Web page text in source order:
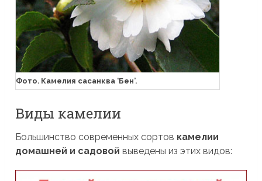
Фото. Камелия сасанква ‘Бен’.
Виды камелии
Большинство современных сортов камелии
домашней и садовойвыведены из этих видов: